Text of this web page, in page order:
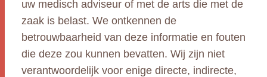
uw medisch adviseur of met de arts die met de
zaak is belast. We ontkennen de
betrouwbaarheid van deze informatie en fouten
die deze zou kunnen bevatten. Wij zijn niet
verantwoordelijk voor enige directe, indirecte,